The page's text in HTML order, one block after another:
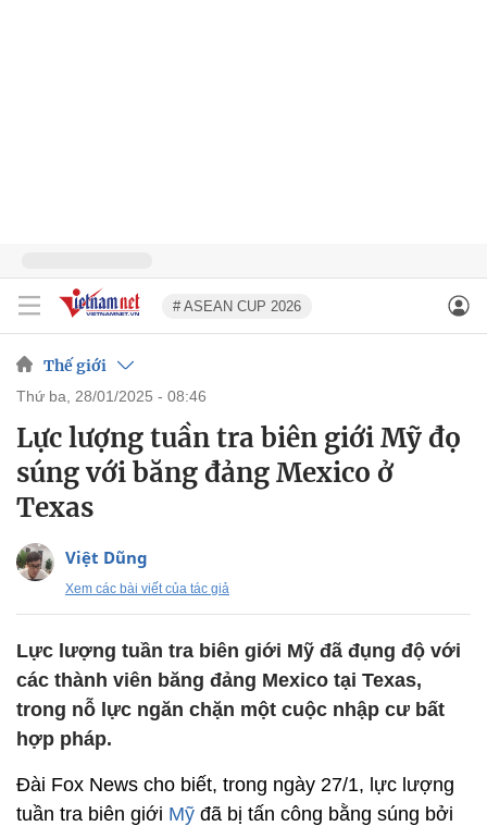
# ASEAN CUP 2026
Thế giới
thứ ba, 28/01/2025 - 08:46
Lực lượng tuần tra biên giới Mỹ đọ
súng với băng đảng Mexico ở
Texas
Việt Dũng
Xem các bài viết của tác giả
Lực lượng tuần tra biên giới Mỹ đã đụng độ với
các thành viên băng đảng Mexico tại Texas,
trong nỗ lực ngăn chặn một cuộc nhập cư bất
hợp pháp.
Đài Fox News cho biết, trong ngày 27/1, lực lượng
tuần tra biên giới Mỹ đã bị tấn công bằng súng bởi